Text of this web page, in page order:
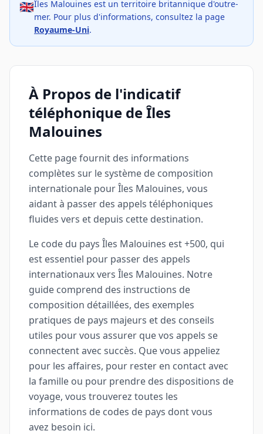
🇬🇧Îles Malouines est un territoire britannique d'outre-
mer. Pour plus d'informations, consultez la page
Royaume-Uni.
À Propos de l'indicatif
téléphonique de Îles
Malouines
Cette page fournit des informations
complètes sur le système de composition
internationale pour Îles Malouines, vous
aidant à passer des appels téléphoniques
fluides vers et depuis cette destination.
Le code du pays Îles Malouines est +500, qui
est essentiel pour passer des appels
internationaux vers Îles Malouines. Notre
guide comprend des instructions de
composition détaillées, des exemples
pratiques de pays majeurs et des conseils
utiles pour vous assurer que vos appels se
connectent avec succès. Que vous appeliez
pour les affaires, pour rester en contact avec
la famille ou pour prendre des dispositions de
voyage, vous trouverez toutes les
informations de codes de pays dont vous
avez besoin ici.